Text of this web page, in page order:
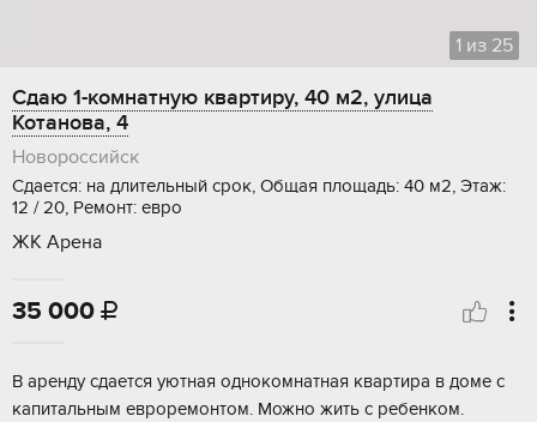
1 из 25
Сдаю 1-комнатную квартиру, 40 м2, улица
Котанова, 4
Новороссийск
Сдается: на длительный срок, Общая площадь: 40 м2, Этаж:
12 / 20, Ремонт: евро
ЖК Арена
35 000 
В аренду сдается уютная однокомнатная квартира в доме с
капитальным евроремонтом. Можно жить с ребенком.